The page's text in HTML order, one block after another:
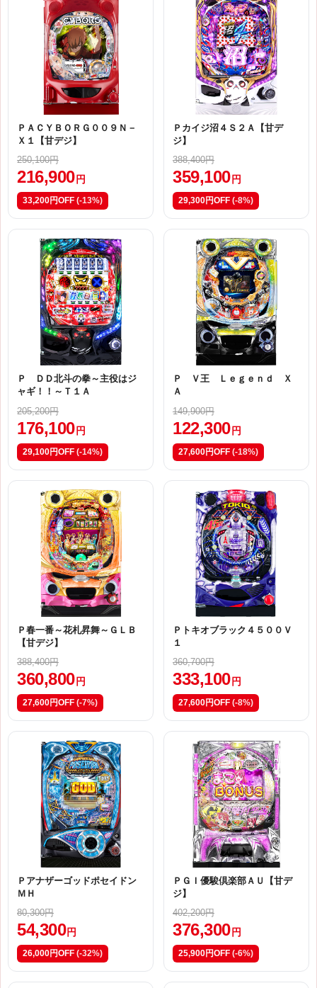
ＰＡＣＹＢＯＲＧ００９Ｎ－
Ｘ１【甘デジ】
250,100円
216,900 円
33,200円OFF (-13%)
Ｐカイジ沼４Ｓ２Ａ【甘デ
ジ】
388,400円
359,100 円
29,300円OFF (-8%)
Ｐ ＤＤ北斗の拳～主役はジ
ャギ！！～Ｔ１Ａ
205,200円
176,100円
29,100円OFF (-14%)
Ｐ Ｖ王 Ｌｅｇｅｎｄ Ｘ
Ａ
149,900円
122,300円
27,600円OFF (-18%)
Ｐ春一番～花札昇舞～ＧＬＢ
【甘デジ】
388,400円
360,800 円
27,600円OFF (-7%)
Ｐトキオブラック４５００Ｖ
１
360,700円
333,100 円
27,600円OFF (-8%)
Ｐアナザーゴッドポセイドン
ＭＨ
80,300円
54,300 円
26,000円OFF (-32%)
ＰＧＩ優駿倶楽部ＡＵ【甘デ
ジ】
402,200円
376,300 円
25,900円OFF (-6%)